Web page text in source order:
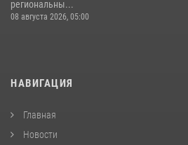
региональны...
08 августа 2026, 05:00
НАВИГАЦИЯ
Главная
Новости